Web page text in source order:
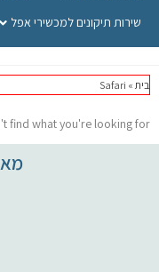
שירות תיקונים למכשירי אפל
בית »
Safari
find what you're looking for.